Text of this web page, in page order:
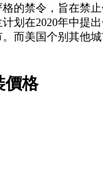
的禁令，旨在禁
划在2020年中提
而美国个别其他
價格